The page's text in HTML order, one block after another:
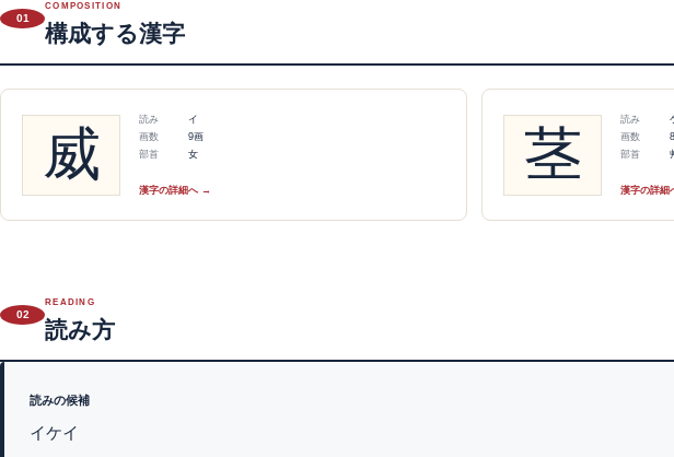
01
COMPOSITION
構成する漢字
威
読み
イ
画数
9画
部首
女
漢字の詳細へ →
茎
読み
画数
部首
漢字の詳細
02
READING
読み方
読みの候補
イケイ